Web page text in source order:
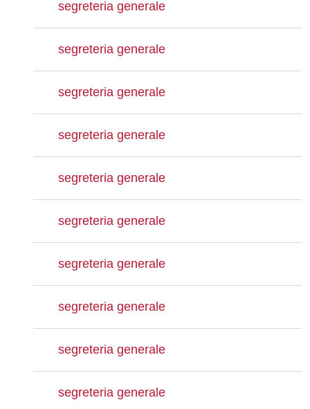
segreteria generale
segreteria generale
segreteria generale
segreteria generale
segreteria generale
segreteria generale
segreteria generale
segreteria generale
segreteria generale
segreteria generale